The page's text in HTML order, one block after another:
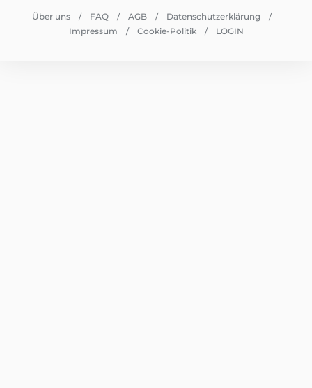
Über uns FAQ AGB
Datenschutzerklärung
Impressum
Cookie-Politik LOGIN